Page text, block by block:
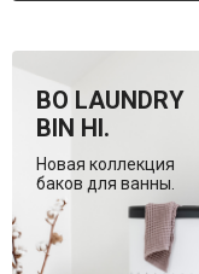
BO LAUNDRY
BIN HI.
Новая коллекция
баков для ванны.